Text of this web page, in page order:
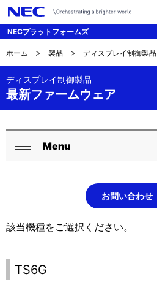
NECプラットフォームズ
ナ
ビ
ゲ
シ
サ
イ
ト
の
を
表
ホーム 製品 ディスプレイ制御製品
最新ファームウェア
ディスプレイ制御製品
ロ
ル
ビ
Menu
お問い合わせ
該当機種をご選択ください。
TS6G